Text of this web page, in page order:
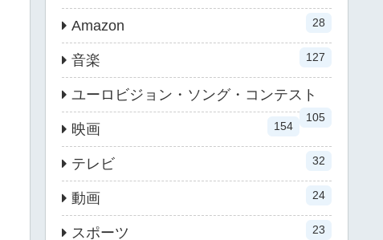
Amazon 28
音楽 127
ユーロビジョン・ソング・コンテスト
105
映画 154
テレビ 32
動画 24
スポーツ 23